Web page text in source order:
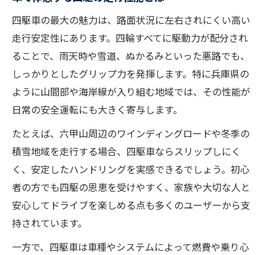
四駆車の最大の魅力は、路面状況に左右されにくい高い
走行安定性にあります。四輪すべてに駆動力が配分され
ることで、雨天時や雪道、ぬかるみといった悪路でも、
しっかりとしたグリップ力を発揮します。特に兵庫県の
ように山間部や海岸線が入り組む地域では、その性能が
日常の安全運転にも大きく寄与します。
たとえば、六甲山周辺のワインディングロードや冬季の
積雪地域を走行する場合、四駆車ならスリップしにく
く、安定したハンドリングを実感できるでしょう。初心
者の方でも四駆の恩恵を受けやすく、家族や大切な人と
安心してドライブを楽しめる点も多くのユーザーから支
持されています。
一方で、四駆車は車種やシステムによって燃費や乗り心